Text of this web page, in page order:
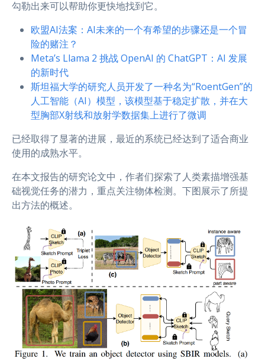
勾勒出来可以帮助你更快地找到它。
欧盟AI法案：AI未来的一个有希望的步骤还是一个冒
险的赌注？
Meta’s Llama 2 挑战 OpenAI 的 ChatGPT：AI 发展
的新时代
斯坦福大学的研究人员开发了一种名为“RoentGen”的
人工智能（AI）模型，该模型基于稳定扩散，并在大
型胸部X射线和放射学数据集上进行了微调
已经取得了显著的进展，最近的系统已经达到了适合商业
使用的成熟水平。
在本文报告的研究论文中，作者们探索了人类素描增强基
础视觉任务的潜力，重点关注物体检测。下图展示了所提
出方法的概述。